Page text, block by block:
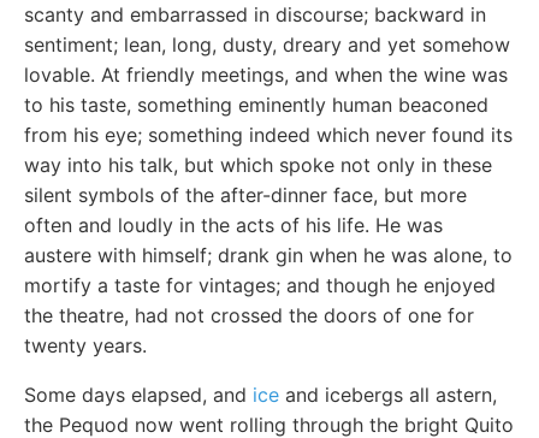
scanty and embarrassed in discourse; backward in
sentiment; lean, long, dusty, dreary and yet somehow
lovable. At friendly meetings, and when the wine was
to his taste, something eminently human beaconed
from his eye; something indeed which never found its
way into his talk, but which spoke not only in these
silent symbols of the after-dinner face, but more
often and loudly in the acts of his life. He was
austere with himself; drank gin when he was alone, to
mortify a taste for vintages; and though he enjoyed
the theatre, had not crossed the doors of one for
twenty years.
Some days elapsed, and ice and icebergs all astern,
the Pequod now went rolling through the bright Quito